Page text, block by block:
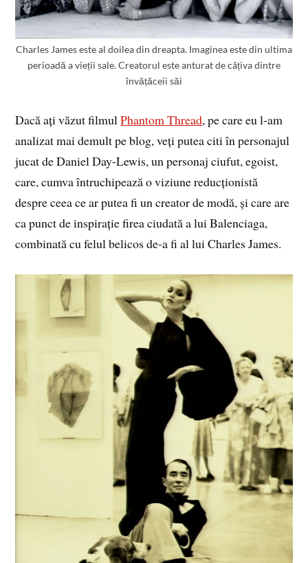
Charles James este al doilea din dreapta. Imaginea este din ultima
perioadă a vieții sale. Creatorul este anturat de câțiva dintre
învățăceii săi
Dacă ați văzut filmulPhantom Thread, pe care eu l-am
analizat mai demult pe blog, veți putea citi în personajul
jucat de Daniel Day-Lewis, un personaj ciufut, egoist,
care, cumva întruchipează o viziune reducționistă
despre ceea ce ar putea fi un creator de modă, și care are
ca punct de inspirație firea ciudată a lui Balenciaga,
combinată cu felul belicos de-a fi al lui Charles James.